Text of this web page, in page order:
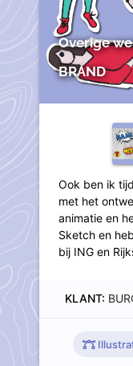
Overige
BRAND
Ook ben ik
met het
animatie en
Sketch en
bij ING en
KLANT: